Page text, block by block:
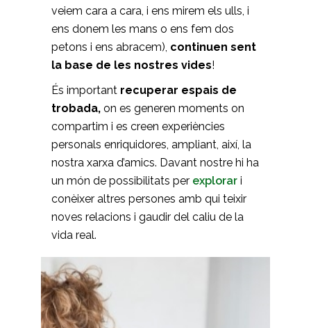
veiem cara a cara, i ens mirem els ulls, i
ens donem les mans o ens fem dos
petons i ens abracem), continuen sent
la base de les nostres vides!
És important recuperar espais de
trobada, on es generen moments on
compartim i es creen experiències
personals enriquidores, ampliant, així, la
nostra xarxa d’amics. Davant nostre hi ha
un món de possibilitats per explorar i
conèixer altres persones amb qui teixir
noves relacions i gaudir del caliu de la
vida real.